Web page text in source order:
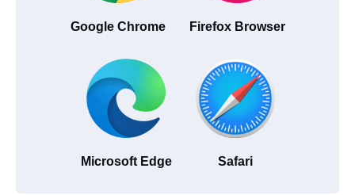
Google Chrome Firefox Browser
Microsoft Edge Safari